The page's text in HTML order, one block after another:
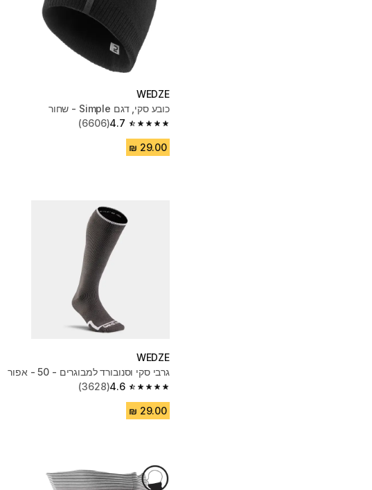
WEDZE
כובע סקי, דגם Simple - שחור
4.7
4.7 out of 5 stars from 6606 reviews
(6606)
WEDZE
גרבי סקי וסנובורד למבוגרים - 50 - אפור
4.6
4.6 out of 5 stars from 3628 reviews
(3628)